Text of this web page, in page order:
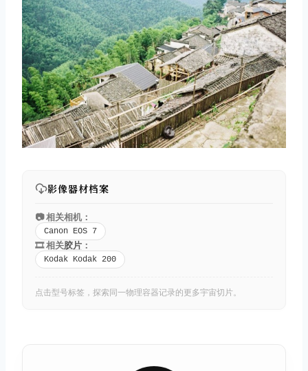
影像器材档案
📷 相关相机：
Canon EOS 7
🎞️ 相关胶片 ：
Kodak Kodak 200
点击型号标签，探索同一物理容器记录的更多宇宙切片。